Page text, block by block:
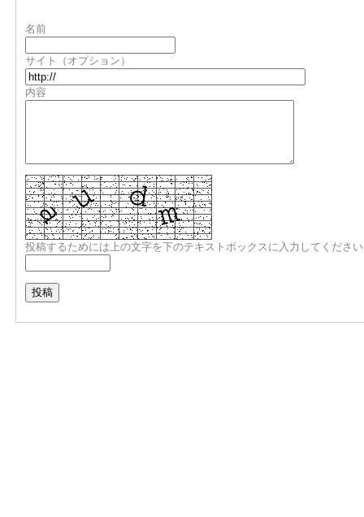
名前
サイト（オプション）
内容
投稿するためには上の文字を下のテキストボックスに入力してくださ